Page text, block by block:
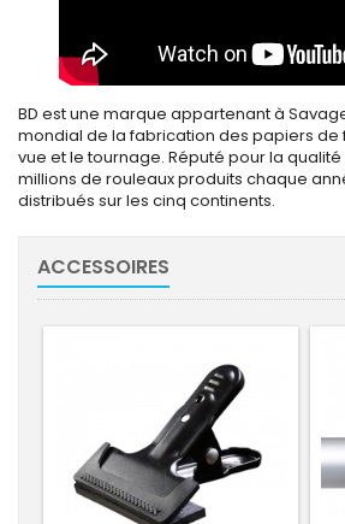
BD est une marque appartenant à
mondial de la fabrication des papiers de
vue et le tournage. Réputé pour la
millions de rouleaux produits chaque
distribués sur les cinq continents.
ACCESSOIRES